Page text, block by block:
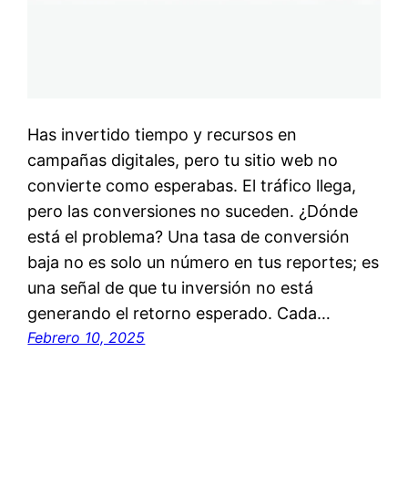
Has invertido tiempo y recursos en
campañas digitales, pero tu sitio web no
convierte como esperabas. El tráfico llega,
pero las conversiones no suceden. ¿Dónde
está el problema? Una tasa de conversión
baja no es solo un número en tus reportes; es
una señal de que tu inversión no está
generando el retorno esperado. Cada…
Febrero 10, 2025